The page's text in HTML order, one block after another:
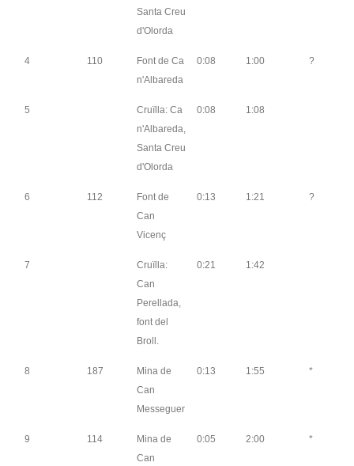
Santa Creu
d'Olorda
4 110
Font de Ca
n'Albareda
0:08 1:00 ?
5
Cruïlla: Ca
n'Albareda,
Santa Creu
d'Olorda
0:08 1:08
6 112
Font de
Can
Vicenç
0:13 1:21 ?
7
Cruïlla:
Can
Perellada,
font del
Broll.
0:21 1:42
8 187
Mina de
Can
Messeguer
0:13 1:55 *
9 114
Mina de
Can
0:05 2:00 *